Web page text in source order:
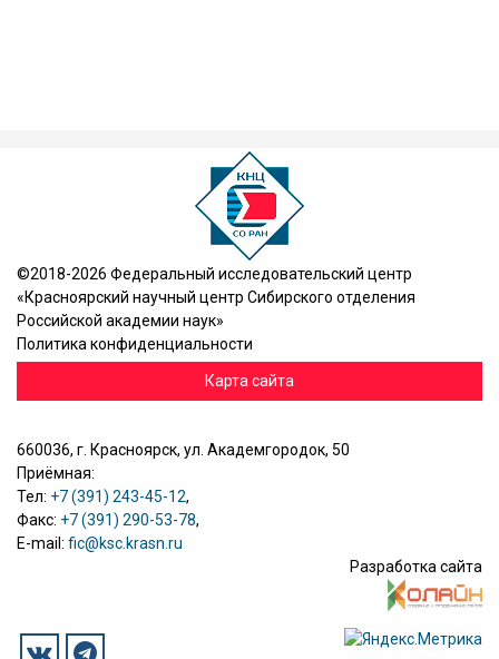
©2018-2026 Федеральный исследовательский центр
«Красноярский научный центр Сибирского отделения
Российской академии наук»
Политика конфиденциальности
Карта сайта
660036, г. Красноярск, ул. Академгородок, 50
Приёмная:
Тел: +7 (391) 243-45-12,
Факс: +7 (391) 290-53-78,
E-mail: fic@ksc.krasn.ru
Разработка сайта